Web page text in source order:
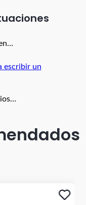
escribir un